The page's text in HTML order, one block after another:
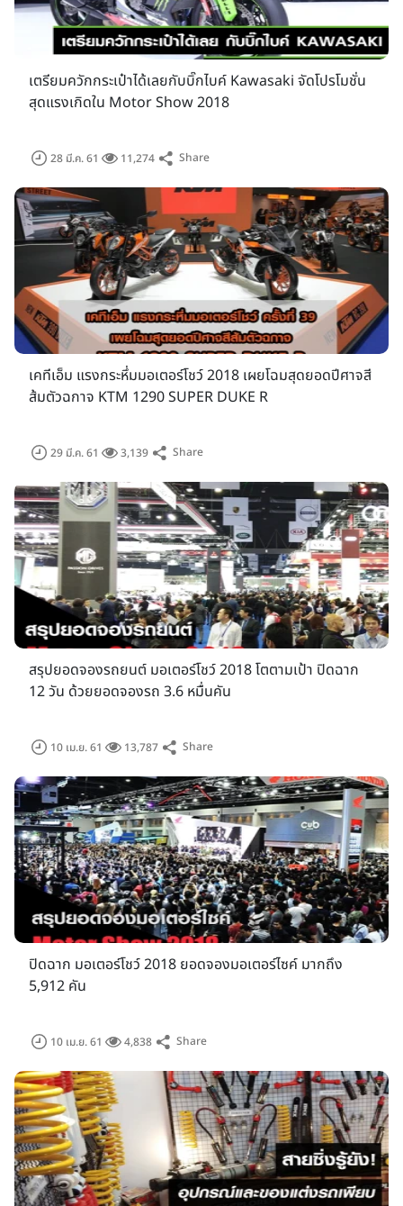
เตรียมควักกระเป๋าได้เลยกับบิ๊กไบค์ Kawasaki จัดโปรโมชั่น
สุดแรงเกิดใน Motor Show 2018
28 มี.ค. 61 11,274 Share
เคทีเอ็ม แรงกระหึ่มมอเตอร์โชว์ 2018 เผยโฉมสุดยอดปีศาจสี
ส้มตัวฉกาจ KTM 1290 SUPER DUKE R
29 มี.ค. 61 3,139 Share
สรุปยอดจองรถยนต์ มอเตอร์โชว์ 2018 โตตามเป้า ปิดฉาก
12 วัน ด้วยยอดจองรถ 3.6 หมื่นคัน
10 เม.ย. 61 13,787 Share
ปิดฉาก มอเตอร์โชว์ 2018 ยอดจองมอเตอร์ไซค์ มากถึง
5,912 คัน
10 เม.ย. 61 4,838 Share